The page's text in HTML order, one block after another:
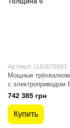
Артикул: 1183676893
Мощные
с электроприводом
CYL-ST 170-20/6.0
длина 2.1 м Толщина
742 385 грн
Купить